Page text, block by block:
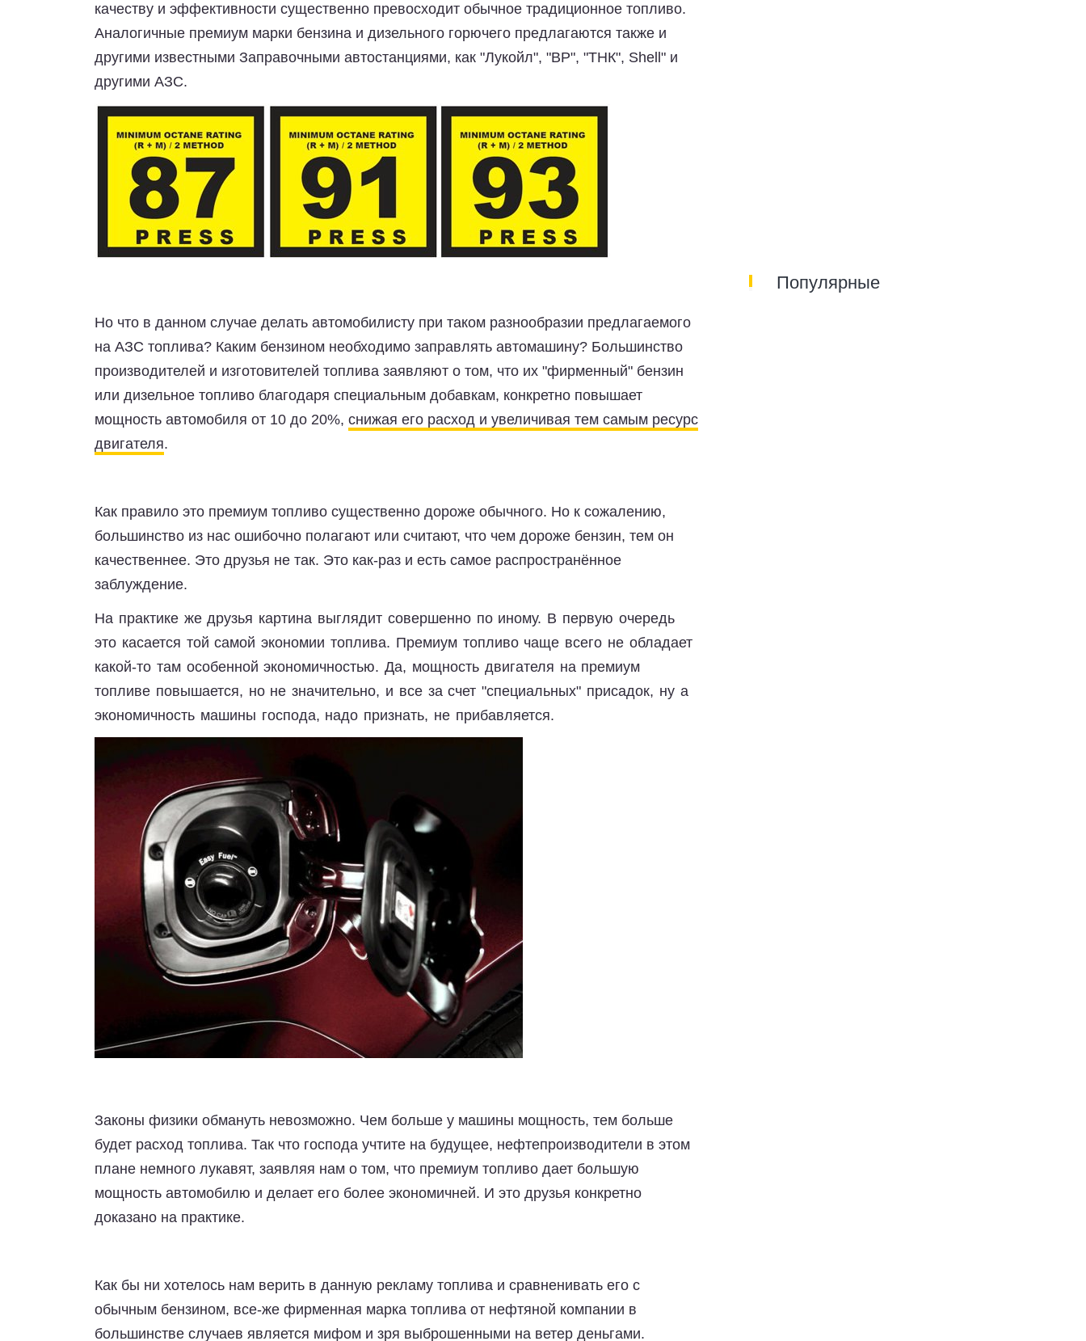
качеству и эффективности существенно превосходит обычное традиционное топливо.
Аналогичные премиум марки бензина и дизельного горючего предлагаются также и
другими известными Заправочными автостанциями, как "Лукойл", "ВР", "ТНК", Shell" и
другими АЗС.
Но что в данном случае делать автомобилисту при таком разнообразии предлагаемого
на АЗС топлива? Каким бензином необходимо заправлять автомашину? Большинство
производителей и изготовителей топлива заявляют о том, что их "фирменный" бензин
или дизельное топливо благодаря специальным добавкам, конкретно повышает
мощность автомобиля от 10 до 20%, снижая его расход и увеличивая тем самым ресурс
двигателя.
Как правило это премиум топливо существенно дороже обычного. Но к сожалению,
большинство из нас ошибочно полагают или считают, что чем дороже бензин, тем он
качественнее. Это друзья не так. Это как-раз и есть самое распространённое
заблуждение.
На практике же друзья картина выглядит совершенно по иному. В первую очередь
это касается той самой экономии топлива. Премиум топливо чаще всего не обладает
какой-то там особенной экономичностью. Да, мощность двигателя на премиум
топливе повышается, но не значительно, и все за счет "специальных" присадок, ну а
экономичность машины господа, надо признать, не прибавляется.
Законы физики обмануть невозможно. Чем больше у машины мощность, тем больше
будет расход топлива. Так что господа учтите на будущее, нефтепроизводители в этом
плане немного лукавят, заявляя нам о том, что премиум топливо дает большую
мощность автомобилю и делает его более экономичней. И это друзья конкретно
доказано на практике.
Как бы ни хотелось нам верить в данную рекламу топлива и сравненивать его с
обычным бензином, все-же фирменная марка топлива от нефтяной компании в
большинстве случаев является мифом и зря выброшенными на ветер деньгами.
Популярные